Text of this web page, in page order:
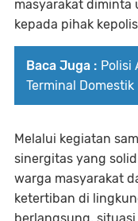
masyarakat diminta
kepada pihak
Baca Juga : Polisi
Terminal
Melalui kegiatan
sinergitas yang
warga masyarakat
ketertiban di